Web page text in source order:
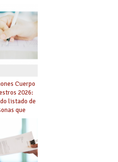
se regulan
y se
público
Cuerpo
2026:
listado de
que
nueva